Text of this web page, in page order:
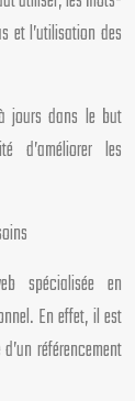
et l’utilisation des
jours dans le but
d’améliorer les
spécialisée en
En effet, il est
référencement